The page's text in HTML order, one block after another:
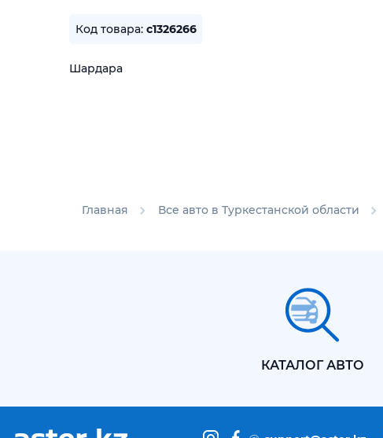
Код товара: c1326266
Шардара
Главная Все авто в Туркестанской области
КАТАЛОГ АВТО